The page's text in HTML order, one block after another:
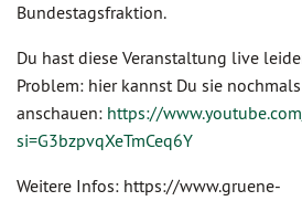
Bundestagsfraktion.
Du hast diese Veranstaltung live
Problem: hier kannst Du sie nochmals
anschauen: https://
si=G3bzpvqXeTmCeq6Y
Weitere Infos: https://www.gruene-